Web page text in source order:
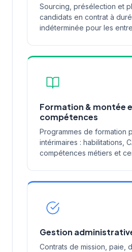
Sourcing, présélection et
candidats en contrat à
indéterminée pour les
Formation & montée
compétences
Programmes de formation
intérimaires : habilitations,
compétences métiers et
Gestion
Contrats de mission, paie,